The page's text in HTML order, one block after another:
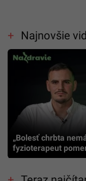
Najnovšie
„Bolesť chrbta
fyzioterapeut